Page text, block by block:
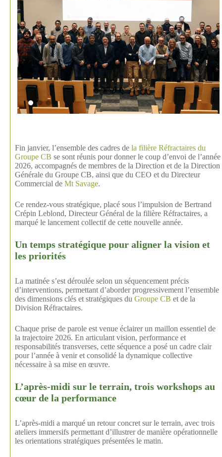
Fin janvier, l’ensemble des cadres de la filière Réfractaires du
Groupe CB se sont réunis pour donner le coup d’envoi de l’année
2026, accompagnés de membres de la Direction et de la Direction
Générale du Groupe CB, ainsi que du CEO et du Directeur
Commercial de Mt Savage.
Ce rendez-vous stratégique, placé sous l’impulsion de Bertrand
Crépin Leblond, Directeur Général de la filière Réfractaires, a
marqué le lancement collectif de cette nouvelle année.
Un temps stratégique pour aligner la vision et
les priorités
La matinée s’est déroulée selon un séquencement précis
d’interventions, permettant d’aborder progressivement l’ensemble
des dimensions clés et stratégiques du Groupe CB et de la
Division Réfractaires.
Chaque prise de parole est venue éclairer un maillon essentiel de
la trajectoire 2026. En articulant vision, performance et
responsabilités transverses, cette séquence a posé un cadre clair
pour l’année à venir et consolidé la dynamique collective
nécessaire à sa mise en œuvre.
L’après-midi sur le terrain, trois workshops au
cœur de la performance
L’après-midi a marqué un retour concret sur le terrain, avec trois
ateliers immersifs permettant d’illustrer de manière opérationnelle
les orientations stratégiques présentées le matin.